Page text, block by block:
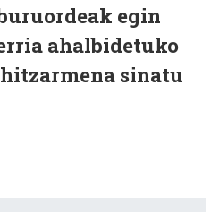
egin
ahalbidetuko
sinatu